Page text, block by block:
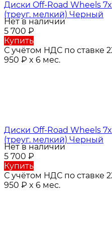
Диски Off-Road Wheels
(треуг. мелкий) Черный
Нет в наличии
5 700 ₽
Купить
С учётом НДС по ставке
950 ₽ x 6 мес.
Диски Off-Road Wheels
(треуг. мелкий) Черный
Нет в наличии
5 700 ₽
Купить
С учётом НДС по ставке
950 ₽ x 6 мес.